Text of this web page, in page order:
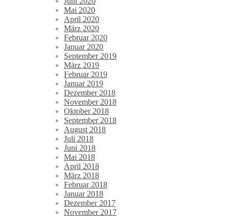
Mai 2020
April 2020
März 2020
Februar 2020
Januar 2020
September 2019
März 2019
Februar 2019
Januar 2019
Dezember 2018
November 2018
Oktober 2018
September 2018
August 2018
Juli 2018
Juni 2018
Mai 2018
April 2018
März 2018
Februar 2018
Januar 2018
Dezember 2017
November 2017